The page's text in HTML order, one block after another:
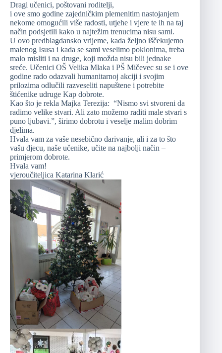
Dragi učenici, poštovani roditelji,
i ove smo godine zajedničkim plemenitim nastojanjem
nekome omogućili više radosti, utjehe i vjere te ih na taj
način podsjetili kako u najtežim trenucima nisu sami.
U ovo predblagdansko vrijeme, kada željno iščekujemo
malenog Isusa i kada se sami veselimo poklonima, treba
malo misliti i na druge, koji možda nisu bili jednake
sreće. Učenici OŠ Velika Mlaka i PŠ Mičevec su se i ove
godine rado odazvali humanitarnoj akciji i svojim
prilozima odlučili razveseliti napuštene i potrebite
štićenike udruge Kap dobrote.
Kao što je rekla Majka Terezija: “Nismo svi stvoreni da
radimo velike stvari. Ali zato možemo raditi male stvari s
puno ljubavi.”, širimo dobrotu i veselje malim dobrim
djelima.
Hvala vam za vaše nesebično darivanje, ali i za to što
vašu djecu, naše učenike, učite na najbolji način –
primjerom dobrote.
Hvala vam!
vjeroučiteljica Katarina Klarić